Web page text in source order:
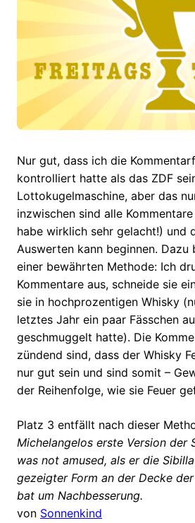
Nur gut, dass ich die
kontrolliert hatte als das ZDF
Lottokugelmaschine, aber das
inzwischen sind alle
habe wirklich sehr gelacht!) und
Auswerten kann beginnen. Dazu
einer bewährten Methode: Ich
Kommentare aus, schneide sie
sie in hochprozentigen Whisky
letztes Jahr ein paar Fässchen
geschmuggelt hatte). Die
zündend sind, dass der Whisky
nur gut sein und sind somit –
der Reihenfolge, wie sie Feuer
Platz 3 entfällt nach dieser
Michelangelos erste Version der
was not amused, als er die
gezeigter Form an der Decke
bat um Nachbesserung.
von Sonnenkind